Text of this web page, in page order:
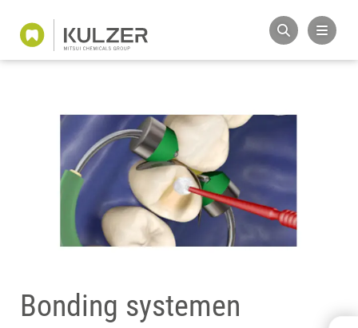
Bonding systemen